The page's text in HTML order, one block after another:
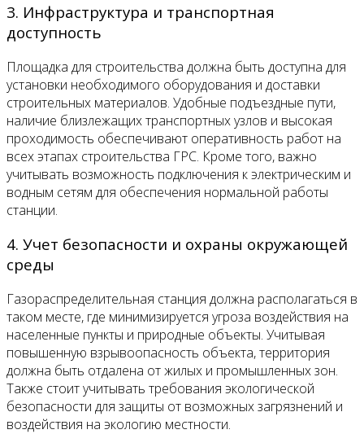
3. Инфраструктура и транспортная
доступность
Площадка для строительства должна быть доступна для
установки необходимого оборудования и доставки
строительных материалов. Удобные подъездные пути,
наличие близлежащих транспортных узлов и высокая
проходимость обеспечивают оперативность работ на
всех этапах строительства ГРС. Кроме того, важно
учитывать возможность подключения к электрическим и
водным сетям для обеспечения нормальной работы
станции.
4. Учет безопасности и охраны окружающей
среды
Газораспределительная станция должна располагаться в
таком месте, где минимизируется угроза воздействия на
населенные пункты и природные объекты. Учитывая
повышенную взрывоопасность объекта, территория
должна быть отдалена от жилых и промышленных зон.
Также стоит учитывать требования экологической
безопасности для защиты от возможных загрязнений и
воздействия на экологию местности.